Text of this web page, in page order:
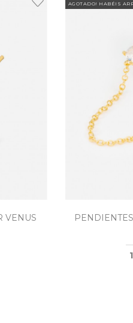
VENUS
AGOTADO! HABÉIS